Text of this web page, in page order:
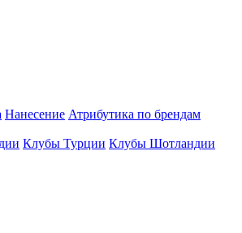
Нанесение Атрибутика по брендам
Клубы Турции Клубы Шотландии